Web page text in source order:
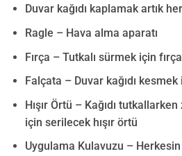
Duvar kağıdı kaplamak artık
Ragle – Hava alma aparatı
Fırça – Tutkalı sürmek için fırça
Falçata – Duvar kağıdı
Hışır Örtü – Kağıdı
için serilecek hışır örtü
Uygulama Kulavuzu –